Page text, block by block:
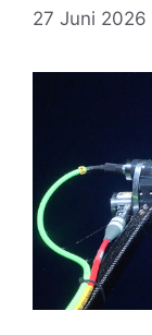
27 Juni 2026